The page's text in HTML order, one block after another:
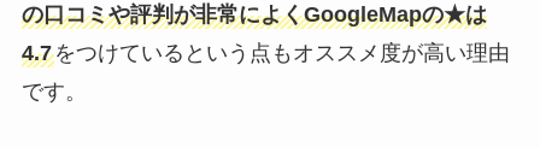
の口コミや評判が非常によくGoogleMapの★は
4.7をつけているという点もオススメ度が高い理由
です。